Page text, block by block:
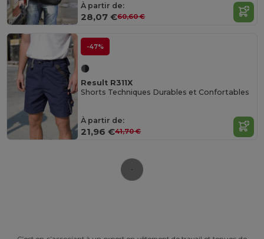
À partir de:
28,07 €60,60 €
-47%
Result R311X
Shorts Techniques Durables et Confortables
À partir de:
21,96 €41,70 €